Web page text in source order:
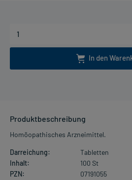
In den
Produktbeschreibung
Homöopathisches Arzneimittel.
Darreichung:
Tabletten
Inhalt:
100 St
PZN:
07191055